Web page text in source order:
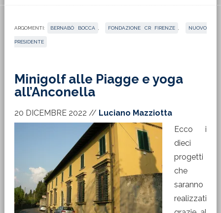
ARGOMENTI: BERNABÒ BOCCA FONDAZIONE CR FIRENZE NUOVO
PRESIDENTE
Minigolf alle Piagge e yoga
all’Anconella
20 DICEMBRE 2022 // Luciano Mazziotta
Ecco i
dieci
progetti
che
saranno
realizzati